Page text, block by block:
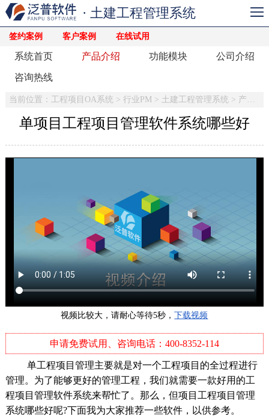
签约案例 客户案例 在线试用
· 土建工程管理系统
系统首页 产品介绍 功能模块 公司介绍
咨询热线
当前位置： 工程项目OA系统 > 行业PM> 土建工程管理系统 > 产品介绍
单项目工程项目管理软件系统哪些好
视频比较大，请耐心等待5秒，下载视频
申请免费试用、咨询电话：400-8352-114
单工程项目管理主要就是对一个工程项目的全过程进行
管理。为了能够更好的管理工程，我们就需要一款好用的工
程项目管理软件系统来帮忙了。那么，但项目工程项目管理
系统哪些好呢?下面我为大家推荐一些软件，以供参考。